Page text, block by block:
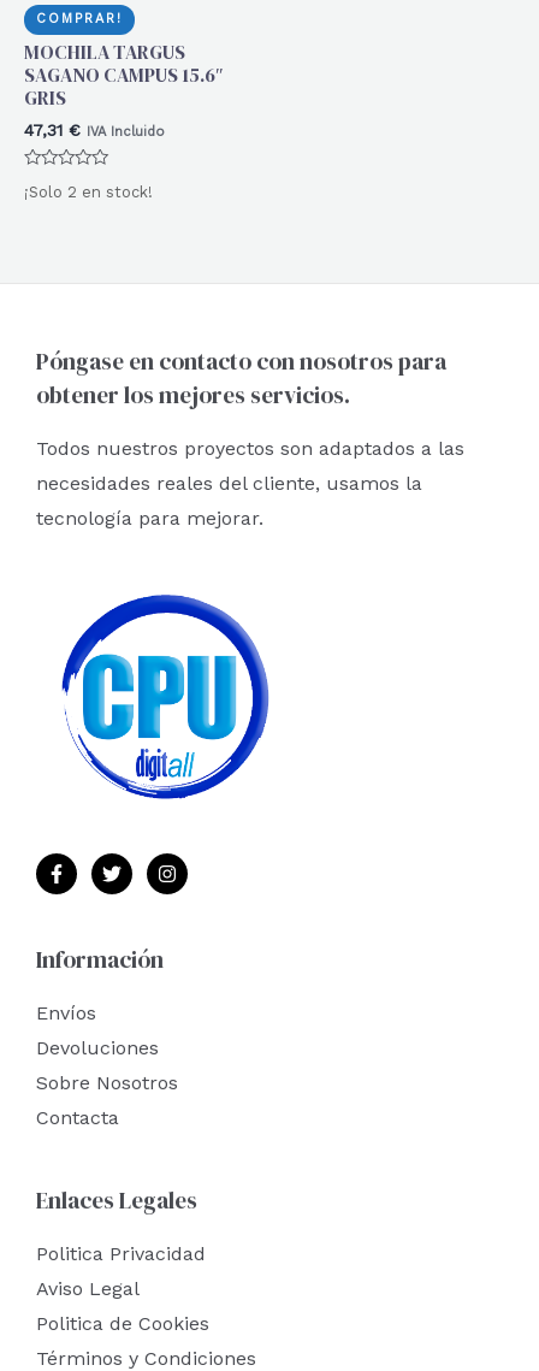
COMPRAR!
MOCHILA TARGUS
SAGANO CAMPUS 15.6″
GRIS
47,31 € IVA Incluido
con
¡Solo 2 en stock!
Póngase en contacto con nosotros para
obtener los mejores servicios.
Todos nuestros proyectos son adaptados a las
necesidades reales del cliente, usamos la
tecnología para mejorar.
Información
Envíos
Devoluciones
Sobre Nosotros
Contacta
Enlaces Legales
Politica Privacidad
Aviso Legal
Politica de Cookies
Términos y Condiciones